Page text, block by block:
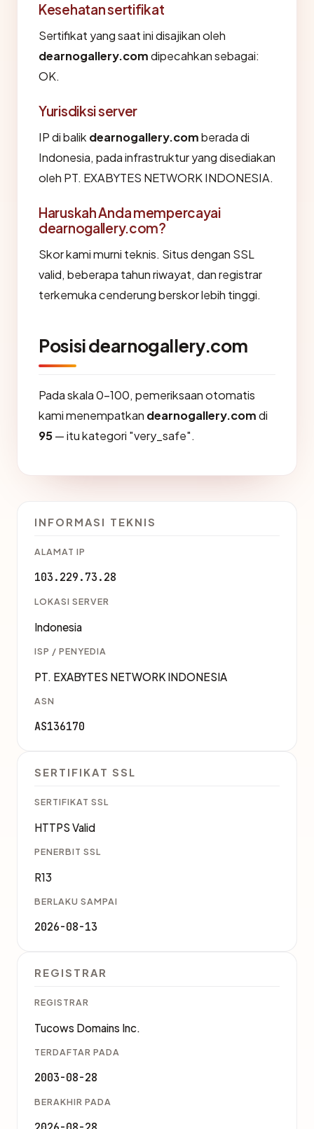
Kesehatan sertifikat
Sertifikat yang saat ini disajikan oleh
dearnogallery.comdipecahkan sebagai:
OK.
Yurisdiksi server
IP di balik dearnogallery.comberada di
Indonesia, pada infrastruktur yang disediakan
oleh PT. EXABYTES NETWORK INDONESIA.
Haruskah Anda mempercayai
dearnogallery.com?
Skor kami murni teknis. Situs dengan SSL
valid, beberapa tahun riwayat, dan registrar
terkemuka cenderung berskor lebih tinggi.
Posisi dearnogallery.com
Pada skala 0-100, pemeriksaan otomatis
kami menempatkan dearnogallery.comdi
95— itu kategori "very_safe".
INFORMASI TEKNIS
ALAMAT IP
103.229.73.28
LOKASI SERVER
Indonesia
ISP / PENYEDIA
PT. EXABYTES NETWORK INDONESIA
ASN
AS136170
SERTIFIKAT SSL
SERTIFIKAT SSL
HTTPS Valid
PENERBIT SSL
R13
BERLAKU SAMPAI
2026-08-13
REGISTRAR
REGISTRAR
Tucows Domains Inc.
TERDAFTAR PADA
2003-08-28
BERAKHIR PADA